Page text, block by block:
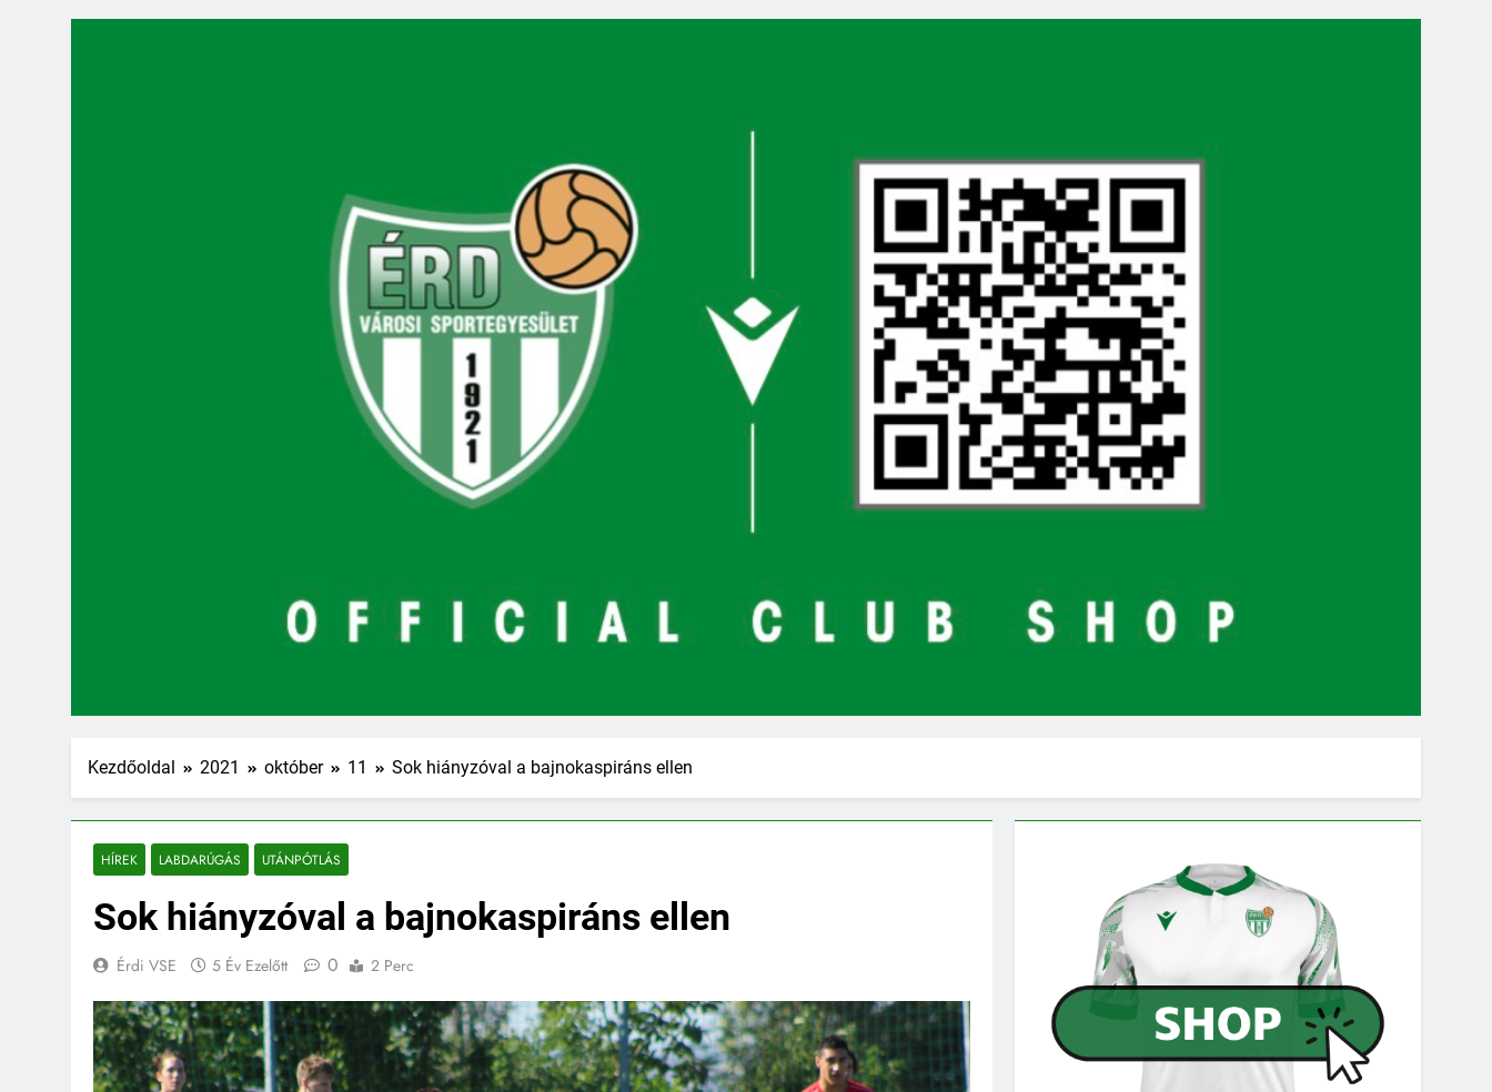
Kezdőoldal 2021 október 11 Sok hiányzóval a bajnokaspiráns ellen
HÍREK LABDARÚGÁS UTÁNPÓTLÁS
Sok hiányzóval a bajnokaspiráns ellen
Érdi VSE 5 Év Ezelőtt 0 2 Perc